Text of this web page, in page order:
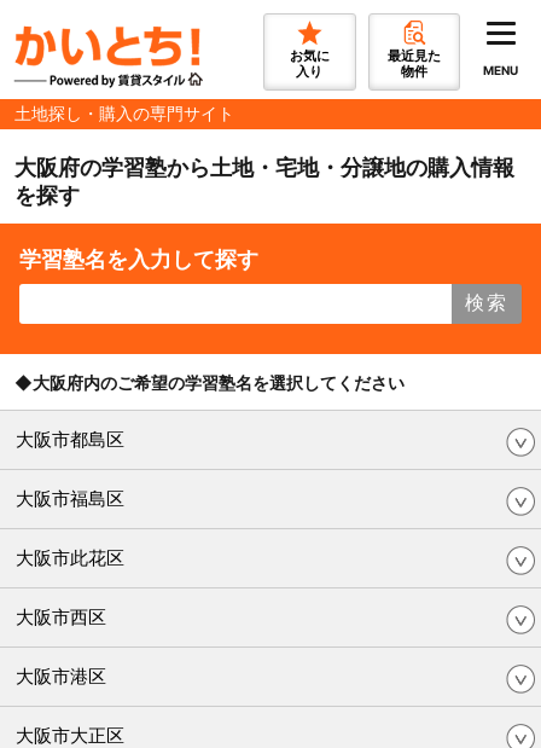
お気に
入り
最近見た
物件
MENU
土地探し・購入の専門サイト
大阪府の学習塾から土地・宅地・分譲地の購入情報
を探す
学習塾名を入力して探す
検索
◆大阪府内のご希望の学習塾名を選択してください
大阪市都島区
大阪市福島区
大阪市此花区
大阪市西区
大阪市港区
大阪市大正区